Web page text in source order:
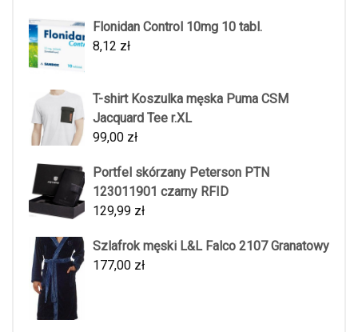
Flonidan Control 10mg 10 tabl.
8,12 zł
T-shirt Koszulka męska Puma CSM
Jacquard Tee r.XL
99,00 zł
Portfel skórzany Peterson PTN
123011901 czarny RFID
129,99 zł
Szlafrok męski L&L Falco 2107 Granatowy
177,00 zł